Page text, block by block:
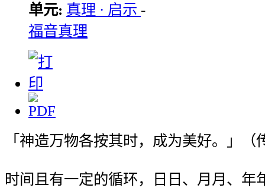
单元: 真理 · 启示 -
福音真理
「神造万物各按其时，成为美好。」（
时间且有一定的循环，日日、月月、年